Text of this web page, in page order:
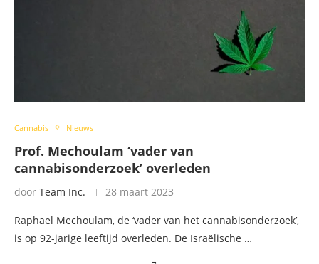
Cannabis Nieuws
Prof. Mechoulam ‘vader van
cannabisonderzoek’ overleden
door Team Inc. 28 maart 2023
Raphael Mechoulam, de ‘vader van het cannabisonderzoek’,
is op 92-jarige leeftijd overleden. De Israëlische …